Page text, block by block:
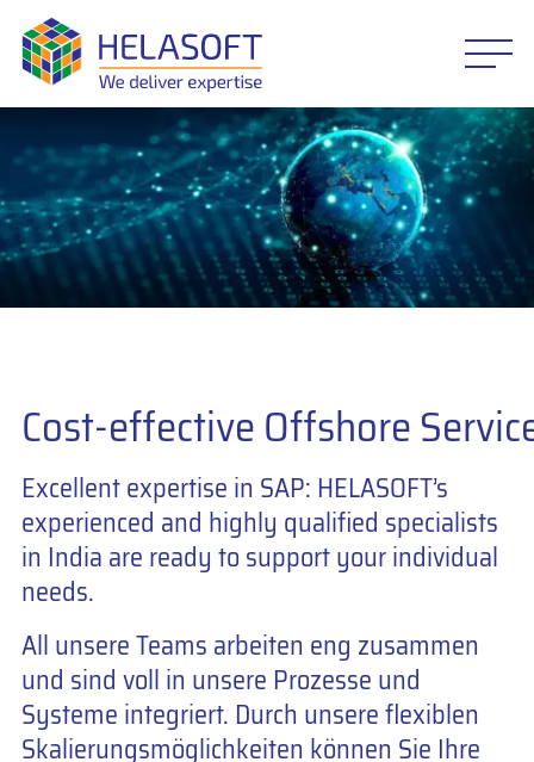
Cost-effective Offshore
Excellent expertise in SAP: HELASOFT’s
experienced and highly qualified specialists
in India are ready to support your individual
needs.
All unsere Teams arbeiten eng zusammen
und sind voll in unsere Prozesse und
Systeme integriert. Durch unsere flexiblen
Skalierungsmöglichkeiten können Sie Ihre